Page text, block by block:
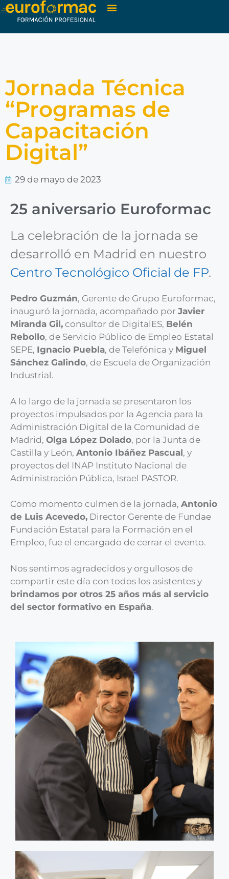
Jornada Técnica
“Programas de
Capacitación
Digital”
29 de mayo de 2023
25 aniversario Euroformac
La celebración de la jornada se
desarrolló en Madrid en nuestro
Centro Tecnológico Oficial de FP.
Pedro Guzmán, Gerente de Grupo Euroformac,
inauguró la jornada, acompañado por Javier
Miranda Gil, consultor de DigitalES, Belén
Rebollo, de Servicio Público de Empleo Estatal
SEPE, Ignacio Puebla, de Telefónica y Miguel
Sánchez Galindo, de Escuela de Organización
Industrial.
A lo largo de la jornada se presentaron los
proyectos impulsados por la Agencia para la
Administración Digital de la Comunidad de
Madrid, Olga López Dolado, por la Junta de
Castilla y León, Antonio Ibáñez Pascual, y
proyectos del INAP Instituto Nacional de
Administración Pública, Israel PASTOR.
Como momento culmen de la jornada, Antonio
de Luis Acevedo, Director Gerente de Fundae
Fundación Estatal para la Formación en el
Empleo, fue el encargado de cerrar el evento.
Nos sentimos agradecidos y orgullosos de
compartir este día con todos los asistentes y
brindamos por otros 25 años más al servicio
del sector formativo en España.